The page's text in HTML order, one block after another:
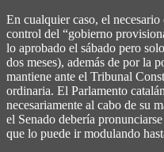
En cualquier caso, el
control del “gobierno
lo aprobado el sábado pero
dos meses), además de por la
mantiene ante el Tribunal
ordinaria. El Parlamento
necesariamente al cabo de su
el Senado debería
que lo puede ir modulando